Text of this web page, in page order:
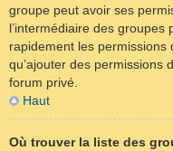
groupe peut avoir ses
l’intermédiaire des
rapidement les
qu’ajouter des permissions
forum privé.
Haut
Où trouver la liste des